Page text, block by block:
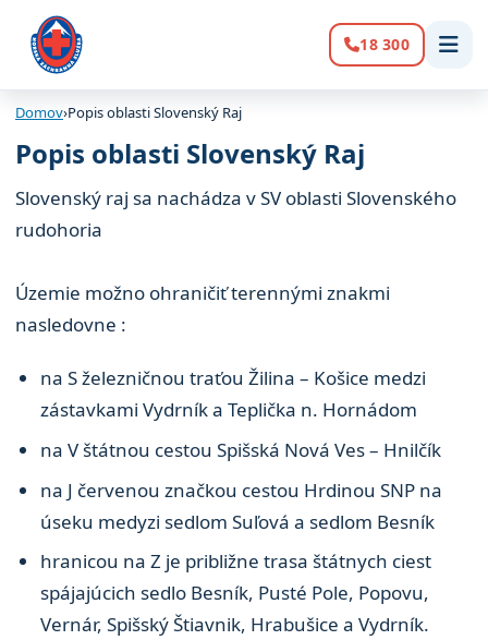
Volanie:
18 300
Domov›Popis oblasti Slovenský Raj
Popis oblasti Slovenský Raj
Slovenský raj sa nachádza v SV oblasti Slovenského
rudohoria
Územie možno ohraničiť terennými znakmi
nasledovne :
na S železničnou traťou Žilina – Košice medzi
zástavkami Vydrník a Teplička n. Hornádom
na V štátnou cestou Spišská Nová Ves – Hnilčík
na J červenou značkou cestou Hrdinou SNP na
úseku medyzi sedlom Suľová a sedlom Besník
hranicou na Z je približne trasa štátnych ciest
spájajúcich sedlo Besník, Pusté Pole, Popovu,
Vernár, Spišský Štiavnik, Hrabušice a Vydrník.